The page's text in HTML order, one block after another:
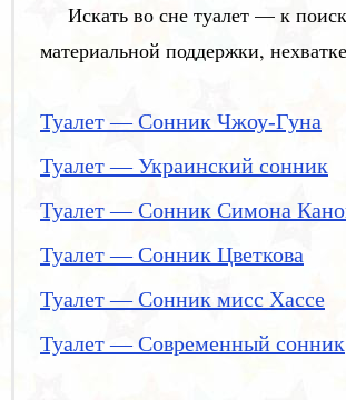
Искать во сне туалет — к
материальной поддержки,
Туалет — Сонник Чжоу-Гуна
Туалет — Украинский сонник
Туалет — Сонник Симона
Туалет — Сонник Цветкова
Туалет — Сонник мисс Хассе
Туалет — Современный сонник